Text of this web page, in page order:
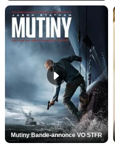
Mutiny Bande-annonce VO STFR